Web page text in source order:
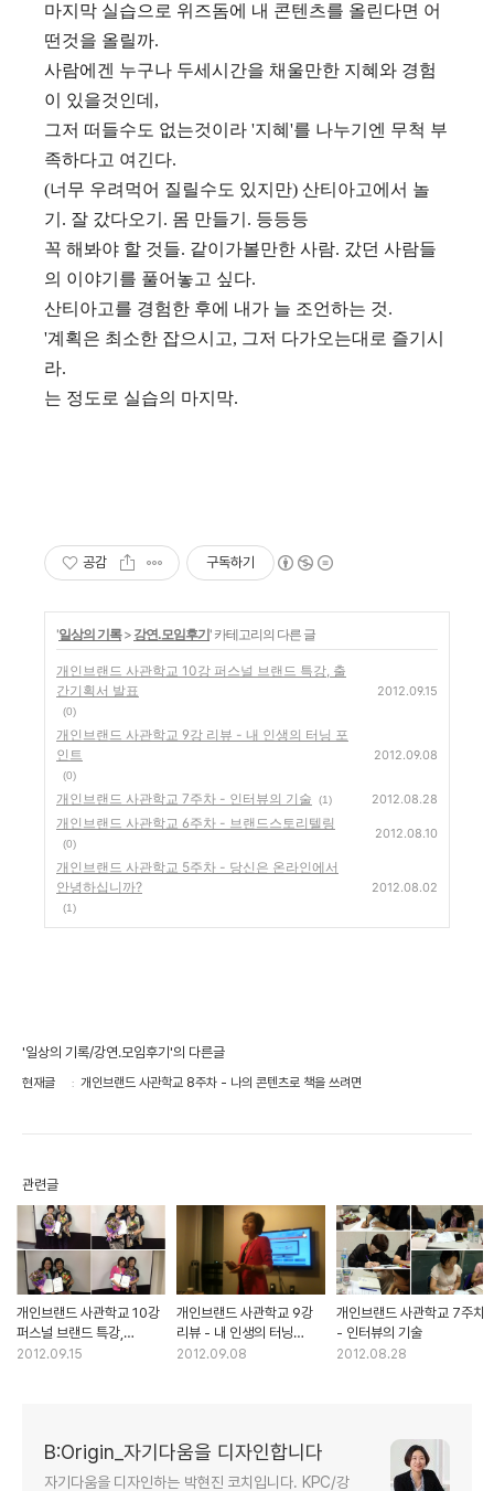
마지막 실습으로 위즈돔에 내 콘텐츠를 올린다면 어
떤것을 올릴까.
사람에겐 누구나 두세시간을 채울만한 지혜와 경험
이 있을것인데,
그저 떠들수도 없는것이라 '지혜'를 나누기엔 무척 부
족하다고 여긴다.
(너무 우려먹어 질릴수도 있지만) 산티아고에서 놀
기. 잘 갔다오기. 몸 만들기. 등등등
꼭 해봐야 할 것들. 같이가볼만한 사람. 갔던 사람들
의 이야기를 풀어놓고 싶다.
산티아고를 경험한 후에 내가 늘 조언하는 것.
'계획은 최소한 잡으시고, 그저 다가오는대로 즐기시
라.
는 정도로 실습의 마지막.
공감 구독하기
'일상의 기록> 강연.모임후기' 카테고리의 다른 글
개인브랜드 사관학교 10강 퍼스널 브랜드 특강, 출
간기획서 발표
(0)
2012.09.15
개인브랜드 사관학교 9강 리뷰 - 내 인생의 터닝 포
인트
(0)
2012.09.08
개인브랜드 사관학교 7주차 - 인터뷰의 기술 (1) 2012.08.28
개인브랜드 사관학교 6주차 - 브랜드스토리텔링
(0)
2012.08.10
개인브랜드 사관학교 5주차 - 당신은 온라인에서
안녕하십니까?
(1)
2012.08.02
'일상의 기록/강연.모임후기'의 다른글
현재글 개인브랜드 사관학교 8주차 - 나의 콘텐츠로 책을 쓰려면
관련글
개인브랜드 사관학교 10강
퍼스널 브랜드 특강,
출간기획서 발표
2012.09.15
개인브랜드 사관학교 9강
리뷰 - 내 인생의 터닝
포인트
2012.09.08
개인브랜드 사관학교 7주차
- 인터뷰의 기술
2012.08.28
B:Origin_자기다움을 디자인합니다
자기다움을 디자인하는 박현진 코치입니다. KPC/강